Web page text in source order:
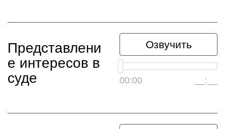
Озвучить
00:00 __:__
Представлени
е интересов в
суде